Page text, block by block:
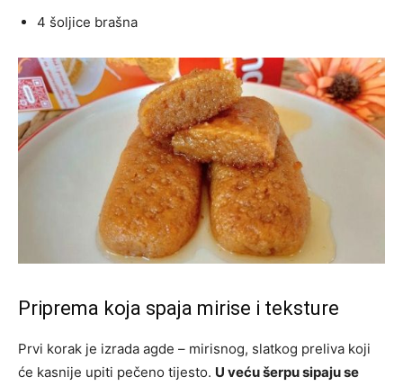
4 šoljice brašna
Priprema koja spaja mirise i teksture
Prvi korak je izrada agde – mirisnog, slatkog preliva koji
će kasnije upiti pečeno tijesto. U veću šerpu sipaju se